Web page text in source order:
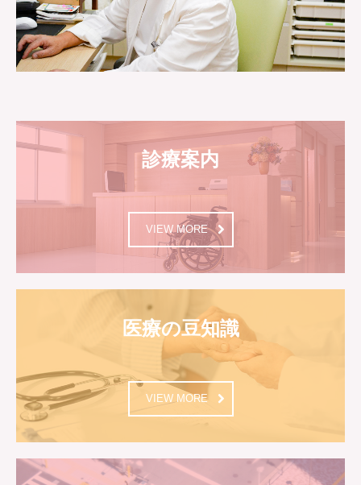
診療案内
VIEW MORE
医療の豆知識
VIEW MORE